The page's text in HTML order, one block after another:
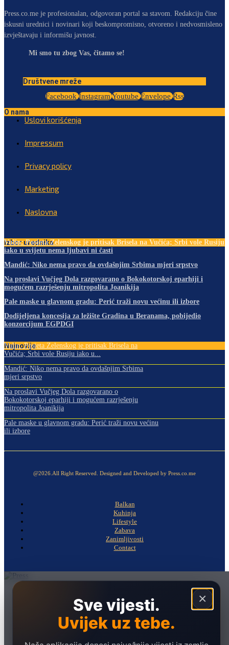
Press.co.me je profesionalan, odgovoran portal sa stavom. Redakciju čine
iskusni urednici i novinari koji beskompromisno, otvoreno i nedvosmisleno
izvještavaju i informišu javnost.
Mi smo tu zbog Vas, čitamo se!
Društvene mreže
Facebook Instagram Youtube Envelope Rss
O nama
Uslovi korišćenja
Impressum
Privacy policy
Marketing
Naslovna
Izbor urednika
Vulin: Posjeta Zelenskog je pritisak Brisela na Vučića; Srbi vole Rusiju
iako u svijetu nema ljubavi ni časti
Mandić: Niko nema pravo da ovdašnjim Srbima mjeri srpstvo
Na proslavi Vučjeg Dola razgovarano o Bokokotorskoj eparhiji i
mogućem razrješenju mitropolita Joanikija
Pale maske u glavnom gradu: Perić traži novu većinu ili izbore
Dodijeljena koncesija za ležište Gradina u Beranama, pobijedio
konzorcijum EGPDGI
Najnovije
Vulin: Posjeta Zelenskog je pritisak Brisela na
Vučića; Srbi vole Rusiju iako u...
Mandić: Niko nema pravo da ovdašnjim Srbima
mjeri srpstvo
Na proslavi Vučjeg Dola razgovarano o
Bokokotorskoj eparhiji i mogućem razrješenju
mitropolita Joanikija
Pale maske u glavnom gradu: Perić traži novu većinu
ili izbore
@2026.All Right Reserved. Designed and Developed by Press.co.me
Balkan
Kuhinja
Lifestyle
Zabava
Zanimljivosti
Contact
×
Sve vijesti.
Uvijek uz tebe.